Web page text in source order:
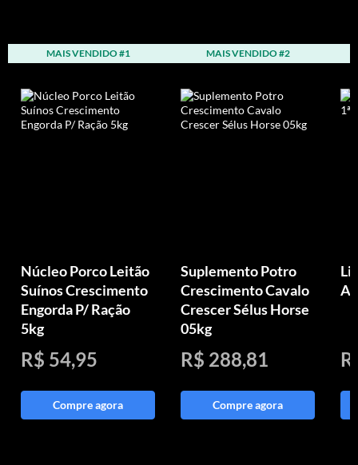
MAIS VENDIDO #1
Núcleo Porco Leitão
Suínos Crescimento
Engorda P/ Ração
5kg
R$ 54,95
Compre agora
MAIS VENDIDO #2
Suplemento Potro
Crescimento Cavalo
Crescer Sélus Horse
05kg
R$ 288,81
Compre agora